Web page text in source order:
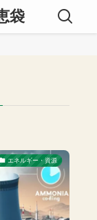
袋
エネルギー・資源